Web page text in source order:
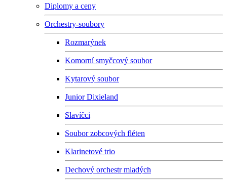
Diplomy a ceny
Orchestry-soubory
Rozmarýnek
Komorní smyčcový soubor
Kytarový soubor
Junior Dixieland
Slavíčci
Soubor zobcových fléten
Klarinetové trio
Dechový orchestr mladých